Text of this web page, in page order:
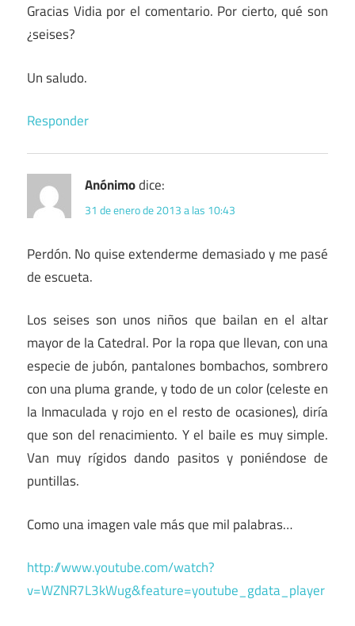
Gracias Vidia por el comentario. Por cierto, qué son
¿seises?
Un saludo.
Responder
Anónimodice:
31 de enero de 2013 a las 10:43
Perdón. No quise extenderme demasiado y me pasé
de escueta.
Los seises son unos niños que bailan en el altar
mayor de la Catedral. Por la ropa que llevan, con una
especie de jubón, pantalones bombachos, sombrero
con una pluma grande, y todo de un color (celeste en
la Inmaculada y rojo en el resto de ocasiones), diría
que son del renacimiento. Y el baile es muy simple.
Van muy rígidos dando pasitos y poniéndose de
puntillas.
Como una imagen vale más que mil palabras…
http://www.youtube.com/watch?
v=WZNR7L3kWug&feature=youtube_gdata_player